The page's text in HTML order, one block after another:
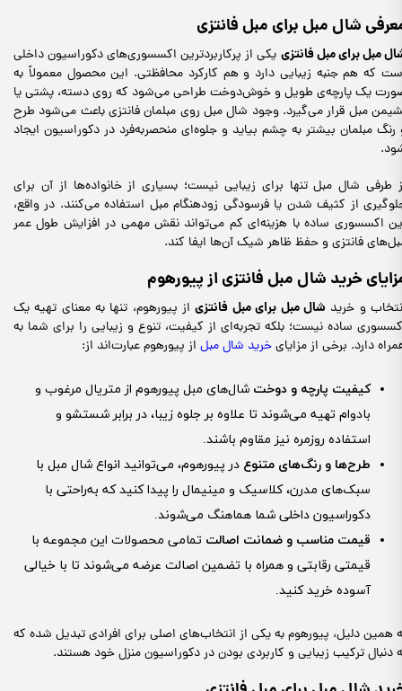
شال مبل برای مبل فانتزی
مبل برای مبل فانتزی یکی از پرکاربردترین اکسسوری‌های دکوراسیون داخلی
که هم جنبه زیبایی دارد و هم کارکرد محافظتی. این محصول معمولاً به
یک پارچه‌ی طویل و خوش‌دوخت طراحی می‌شود که روی دسته، پشتی یا
مبل قرار می‌گیرد. وجود شال مبل روی مبلمان فانتزی باعث می‌شود طرح
رنگ مبلمان بیشتر به چشم بیاید و جلوه‌ای منحصربه‌فرد در دکوراسیون ایجاد
طرفی شال مبل تنها برای زیبایی نیست؛ بسیاری از خانواده‌ها از آن برای
از کثیف شدن یا فرسودگی زودهنگام مبل استفاده می‌کنند. در واقع،
اکسسوری ساده با هزینه‌ای کم می‌تواند نقش مهمی در افزایش طول عمر
فانتزی و حفظ ظاهر شیک آن‌ها ایفا کند.
خرید شال مبل فانتزی از پیورهوم
و خرید شال مبل برای مبل فانتزیاز پیورهوم، تنها به معنای تهیه یک
ساده نیست؛ بلکه تجربه‌ای از کیفیت، تنوع و زیبایی را برای شما به
دارد. برخی از مزایایخرید شال مبل از پیورهوم عبارت‌اند از:
کیفیت پارچه و دوخت شال‌های مبل پیورهوم از متریال مرغوب و
بادوام تهیه می‌شوند تا علاوه بر جلوه زیبا، در برابر شستشو و
استفاده روزمره نیز مقاوم باشند.
طرح‌ها و رنگ‌های متنوع در پیورهوم، می‌توانید انواع شال مبل با
سبک‌های مدرن، کلاسیک و مینیمال را پیدا کنید که به‌راحتی با
دکوراسیون داخلی شما هماهنگ می‌شوند.
قیمت مناسب و ضمانت اصالت تمامی محصولات این مجموعه با
قیمتی رقابتی و همراه با تضمین اصالت عرضه می‌شوند تا با خیالی
آسوده خرید کنید.
همین دلیل، پیورهوم به یکی از انتخاب‌های اصلی برای افرادی تبدیل شده که
دنبال ترکیب زیبایی و کاربردی بودن در دکوراسیون منزل خود هستند.